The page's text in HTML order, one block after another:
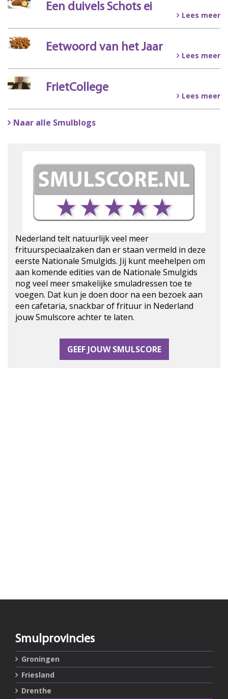
Een duivels Schots ei
Lees meer
Eetwoord van het Jaar
Lees meer
FrietCollege
Lees meer
Naar alle Smulblogs
Nederland telt natuurlijk veel meer
frituurspeciaalzaken dan er staan vermeld in deze
eerste Nationale Smulgids. Jij kunt meehelpen om
aan komende edities van de Nationale Smulgids
nog veel meer smakelijke smuladressen toe te
voegen. Dat kun je doen door na een bezoek aan
een cafetaria, snackbar of frituur in Nederland
jouw Smulscore achter te laten.
GEEF JOUW SMULSCORE
Smulprovincies
Groningen
Friesland
Drenthe